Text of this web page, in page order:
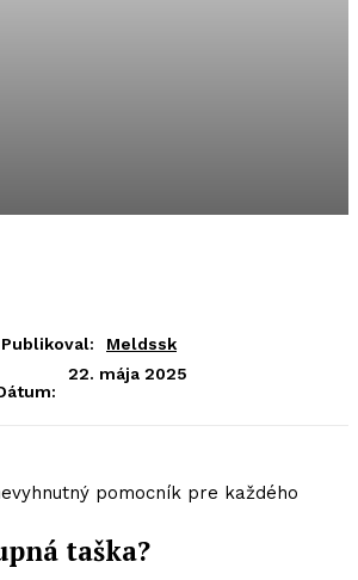
Publikoval: Meldssk
22. mája 2025
pomocník pre každého
taška?